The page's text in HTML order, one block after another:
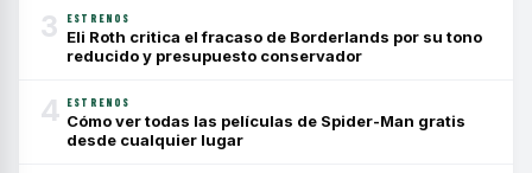
3 ESTRENOS
Eli Roth critica el fracaso de Borderlands por su tono
reducido y presupuesto conservador
4 ESTRENOS
Cómo ver todas las películas de Spider-Man gratis
desde cualquier lugar